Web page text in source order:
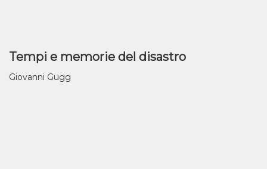
Tempi e memorie del disastro
Giovanni Gugg